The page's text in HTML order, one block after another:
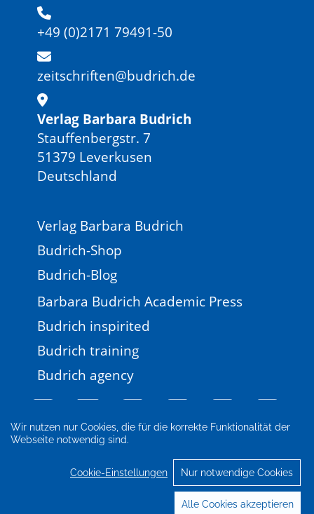
Wir nutzen nur Cookies, die für die korrekte Funktionalität der
Webseite notwendig sind.
Cookie-Einstellungen Nur notwendige Cookies
Alle Cookies akzeptieren
+49 (0)2171 79491-50
zeitschriften@budrich.de
Verlag Barbara Budrich
Stauffenbergstr. 7
51379 Leverkusen
Deutschland
Verlag Barbara Budrich
Budrich-Shop
Budrich-Blog
Barbara Budrich Academic Press
Budrich inspirited
Budrich training
Budrich agency
Impressum
Datenschutz
Cookie-Einstellungen
© 2026 Verlag Barbara Budrich